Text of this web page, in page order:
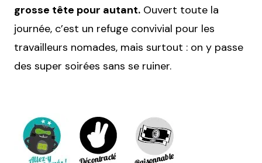
grosse tête pour autant. Ouvert toute la
journée, c’est un refuge convivial pour les
travailleurs nomades, mais surtout : on y passe
des super soirées sans se ruiner.